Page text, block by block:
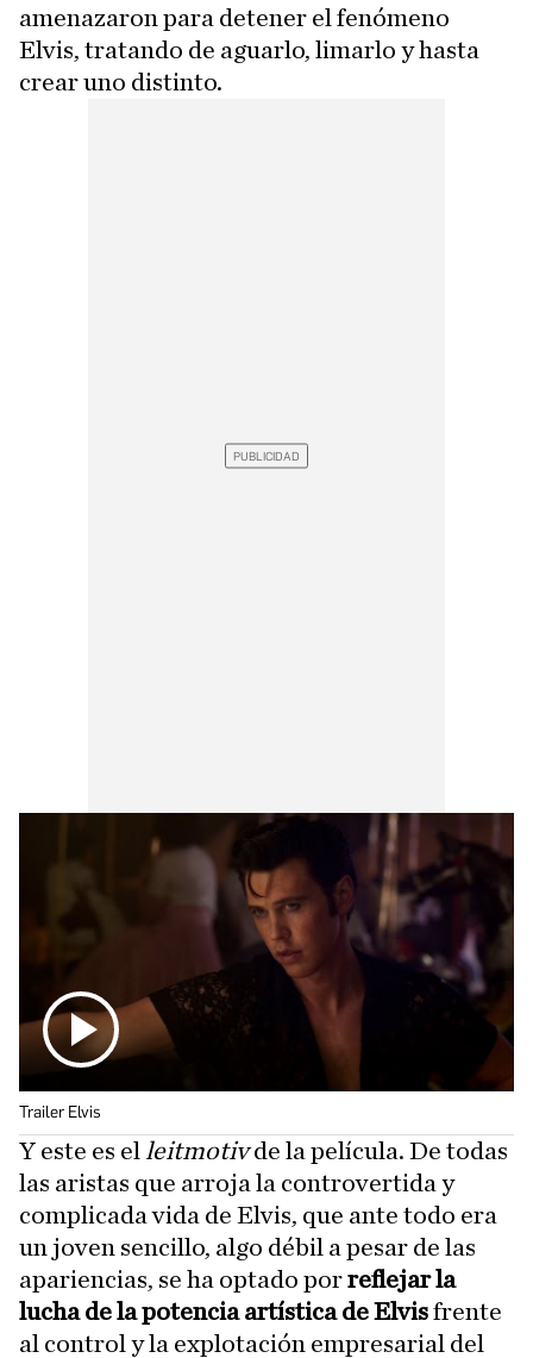
amenazaron para detener el fenómeno
Elvis, tratando de aguarlo, limarlo y hasta
crear uno distinto.
Trailer Elvis
Y este es el leitmotivde la película. De todas
las aristas que arroja la controvertida y
complicada vida de Elvis, que ante todo era
un joven sencillo, algo débil a pesar de las
apariencias, se ha optado porreflejar la
lucha de la potencia artística de Elvisfrente
al control y la explotación empresarial del